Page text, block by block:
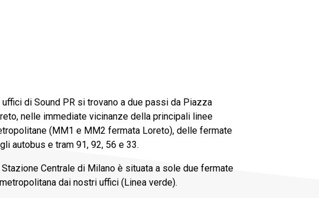
uffici di Sound PR si trovano a due passi da Piazza
nelle immediate vicinanze della principali linee
(MM1 e MM2 fermata Loreto), delle fermate
autobus e tram 91, 92, 56 e 33.
Stazione Centrale di Milano è situata a sole due fermate
dai nostri uffici (Linea verde).